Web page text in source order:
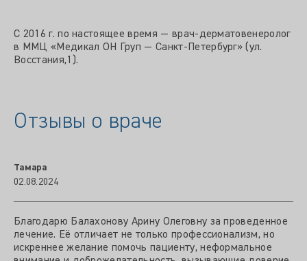
С 2016 г. по настоящее время — врач-дерматовенеролог
в ММЦ «Медикал ОН Груп — Санкт-Петербург» (ул.
Восстания,1).
Отзывы о враче
Тамара
02.08.2024
Благодарю Балахонову Арину Олеговну за проведенное
лечение. Её отличает не только профессионализм, но
искреннее желание помочь пациенту, неформальное